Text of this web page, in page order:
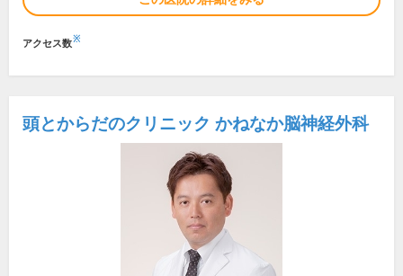
アクセス数※
頭とからだのクリニック かねなか脳神経外科